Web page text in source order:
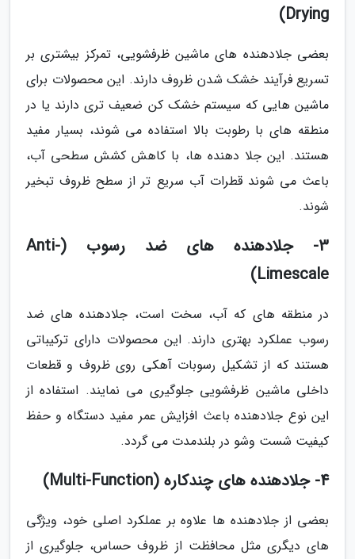
Drying)
بعضی جلادهنده های ماشین ظرفشویی، تمرکز بیشتری بر
تسریع فرآیند خشک شدن ظروف دارند. این محصولات برای
ماشین هایی که سیستم خشک کن ضعیف تری دارند یا در
منطقه های با رطوبت بالا استفاده می شوند، بسیار مفید
هستند. این جلا دهنده ها، با کاهش کشش سطحی آب،
باعث می شوند قطرات آب سریع تر از سطح ظروف تبخیر
شوند.
3- جلادهنده های ضد رسوب (Anti-
Limescale)
در منطقه های که آب، سخت است، جلادهنده های ضد
رسوب عملکرد بهتری دارند. این محصولات دارای ترکیباتی
هستند که از تشکیل رسوبات آهکی روی ظروف و قطعات
داخلی ماشین ظرفشویی جلوگیری می نمایند. استفاده از
این نوع جلادهنده باعث افزایش عمر مفید دستگاه و حفظ
کیفیت شست وشو در بلندمدت می گردد.
4- جلادهنده های چندکاره (Multi-Function)
بعضی از جلادهنده ها علاوه بر عملکرد اصلی خود، ویژگی
های دیگری مثل محافظت از ظروف حساس، جلوگیری از